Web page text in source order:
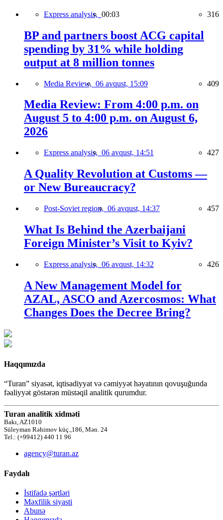
Express analysis, 00:03 316
BP and partners boost ACG capital
spending by 31% while holding
output at 8 million tonnes
Media Review, 06 avqust, 15:09 409
Media Review: From 4:00 p.m. on
August 5 to 4:00 p.m. on August 6,
2026
Express analysis, 06 avqust, 14:51 427
A Quality Revolution at Customs —
or New Bureaucracy?
Post-Soviet region, 06 avqust, 14:37 457
What Is Behind the Azerbaijani
Foreign Minister’s Visit to Kyiv?
Express analysis, 06 avqust, 14:32 426
A New Management Model for
AZAL, ASCO and Azercosmos: What
Changes Does the Decree Bring?
Haqqımızda
“Turan” siyasət, iqtisadiyyat və cəmiyyət həyatının qovuşuğunda
fəaliyyət göstərən müstəqil analitik qurumdur.
Turan analitik xidməti
Bakı, AZ1010
Süleyman Rəhimov küç.,186, Mən. 24
Tel.: (+99412) 440 11 96
agency@turan.az
Faydalı
İstifadə şərtləri
Məxfilik siyasti
Abunə